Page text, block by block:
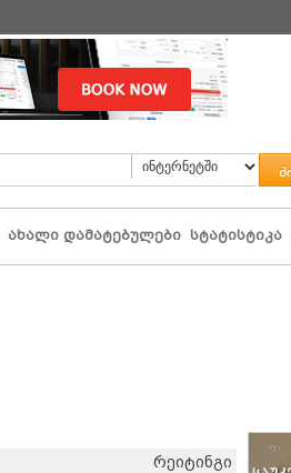
ახალი დამატებულები სტატისტიკა
რეიტინგი